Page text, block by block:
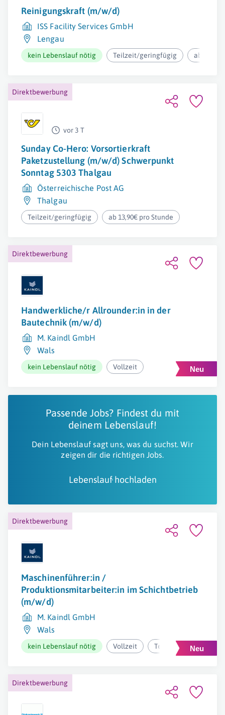
Reinigungskraft (m/w/d)
ISS Facility Services GmbH
Lengau
kein Lebenslauf nötig Teilzeit/geringfügig ab
Direktbewerbung
vor 3 T
Sunday Co-Hero: Vorsortierkraft
Paketzustellung (m/w/d) Schwerpunkt
Sonntag 5303 Thalgau
Österreichische Post AG
Thalgau
Teilzeit/geringfügig ab 13,90€ pro Stunde
Direktbewerbung
Handwerkliche/r Allrounder:in in der
Bautechnik (m/w/d)
M. Kaindl GmbH
Wals
kein Lebenslauf nötig Vollzeit
Passende Jobs? Findest du mit
deinem Lebenslauf!
Dein Lebenslauf sagt uns, was du suchst. Wir
zeigen dir die richtigen Jobs.
Lebenslauf hochladen
Direktbewerbung
Maschinenführer:in /
Produktionsmitarbeiter:in im Schichtbetrieb
(m/w/d)
M. Kaindl GmbH
Wals
kein Lebenslauf nötig Vollzeit Teilzeit/geringfügig
Direktbewerbung